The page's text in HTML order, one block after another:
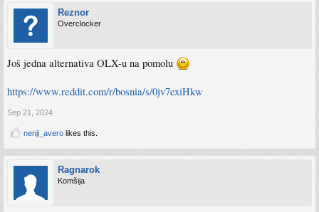
Reznor
Overclocker
Još jedna alternativa OLX-u na pomolu
https://www.reddit.com/r/bosnia/s/0jv7exiHkw
Sep 21, 2024
nenji_avero likes this.
Ragnarok
Komšija